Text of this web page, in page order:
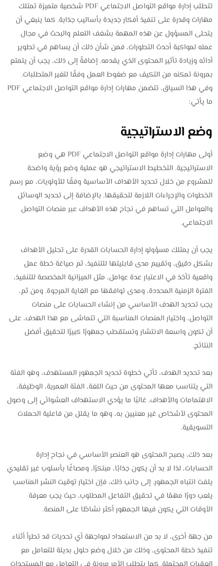
تتطلب إدارة مواقع التواصل الاجتماعي PDF شخصية متميزة تمتلك
مهارات وقدرة على تنفيذ أفكار جديدة بأساليب جذابة. كما ينبغي أن
يتحلى المسؤول عن هذه المهمة بشغف التعلم والبحث في مجال
عمله لمواكبة أحدث التطورات، فمن شأن ذلك أن يساهم في تطوير
أدائه وزيادة تأثير المحتوى الذي يقدمه. إضافةً إلى ذلك، يجب أن يتمتع
بمرونة تمكنه من التكيف مع ضغوط العمل وفقًا لتغير المتطلبات.
وفي هذا السياق، تتضمن مهارات إدارة مواقع التواصل الاجتماعي PDF
ما يأتي:
وضع الاستراتيجية
أولى مهارات إدارة مواقع التواصل الاجتماعي PDF هي وضع
الاستراتيجية. التخطيط الاستراتيجي هو عملية وضع رؤية واضحة
للمشروع من خلال تحديد الأهداف الأساسية وفقًا للأولويات، مع رسم
الخطوات والإجراءات اللازمة لتحقيقها. بالإضافة إلى تحديد الوسائل
والعوامل التي تساهم في نجاح هذه الأهداف عبر منصات التواصل
الاجتماعي.
يجب أن يمتلك مسؤولو إدارة الحسابات القدرة على تحليل الأهداف
بشكل دقيق، وتقييم مدى قابليتها للتنفيذ، ثم صياغة خطة عمل
واقعية تأخذ في الاعتبار عدة عوامل، مثل الميزانية المخصصة للتنفيذ،
الفترة الزمنية المحددة، ومدى توافقها مع الغاية المرجوة. ومن ثم،
يجب تحديد الهدف الأساسي من إنشاء الحسابات على منصات
التواصل، واختيار المنصات المناسبة التي تتماشى مع هذا الهدف، على
أن تكون واسعة الانتشار وتستقطب جمهورًا كبيرًا لتحقيق أفضل
النتائج.
بعد تحديد الهدف، تأتي خطوة تحديد الجمهور المستهدف، وهو الفئة
التي يتناسب معها المحتوى من حيث اللغة، الفئة العمرية، الوظيفة،
الاهتمامات والأهداف. غالبًا ما يؤدي الاستهداف العشوائي إلى وصول
المحتوى لأشخاص غير معنيين به، وهو ما يقلل من فاعلية الحملات
التسويقية.
بعد ذلك، يصبح المحتوى هو العنصر الأساسي في نجاح إدارة
الحسابات، لذا لا بد أن يكون جذابًا، مبتكرًا، ومصاغًا بأسلوب غير تقليدي
يلفت انتباه الجمهور. إلى جانب ذلك، فإن اختيار توقيت النشر المناسب
يلعب دورًا مهمًا في تحقيق التفاعل المطلوب، حيث يجب معرفة
الأوقات التي يكون فيها الجمهور أكثر نشاطًا على المنصة.
من جهة أخرى، لا بد من الاستعداد لمواجهة أي تحديات قد تطرأ أثناء
تنفيذ خطة المحتوى، وذلك من خلال وضع حلول بديلة للتعامل مع